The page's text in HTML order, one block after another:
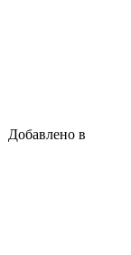
Добавлено в